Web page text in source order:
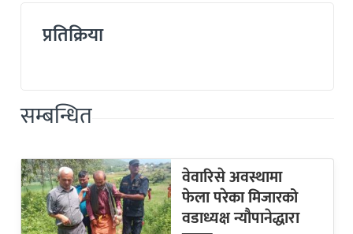
प्रतिक्रिया
सम्बन्धित
वेवारिसे अवस्थामा
फेला परेका मिजारको
वडाध्यक्ष न्यौपानेद्धारा